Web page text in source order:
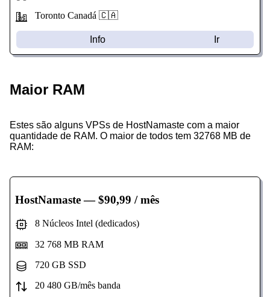
Toronto Canadá 🇨🇦
Info Ir
Maior RAM
Estes são alguns VPSs de HostNamaste com a maior
quantidade de RAM. O maior de todos tem 32768 MB de
RAM:
HostNamaste— $90,99 / mês
8 Núcleos Intel (dedicados)
32 768 MB RAM
720 GB SSD
20 480 GB/mês banda